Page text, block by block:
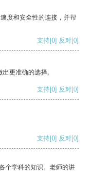
度和安全性的连接，并帮
支持[0] 反对[0]
更准确的选择。
支持[0] 反对[0]
支持[0] 反对[0]
个学科的知识。老师的讲